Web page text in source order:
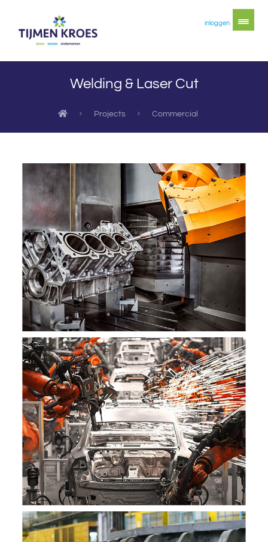
inloggen
Welding & Laser Cut
Projects Commercial